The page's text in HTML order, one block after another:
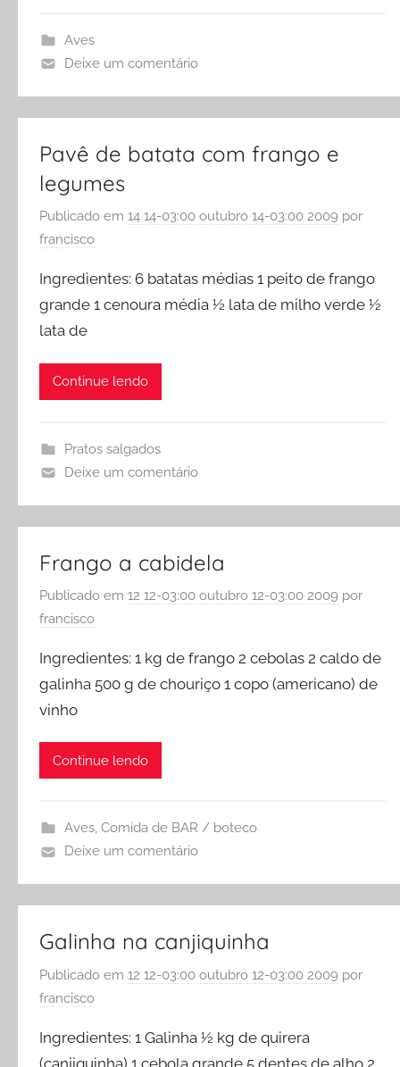
Aves
Deixe um comentário
Pavê de batata com frango e
legumes
Publicado em 14 14-03:00 outubro 14-03:00 2009 por
francisco
Ingredientes: 6 batatas médias 1 peito de frango
grande 1 cenoura média ½ lata de milho verde ½
lata de
Continue lendo
Pratos salgados
Deixe um comentário
Frango a cabidela
Publicado em 12 12-03:00 outubro 12-03:00 2009 por
francisco
Ingredientes: 1 kg de frango 2 cebolas 2 caldo de
galinha 500 g de chouriço 1 copo (americano) de
vinho
Continue lendo
Aves, Comida de BAR / boteco
Deixe um comentário
Galinha na canjiquinha
Publicado em 12 12-03:00 outubro 12-03:00 2009 por
francisco
Ingredientes: 1 Galinha ½ kg de quirera
(canjiquinha) 1 cebola grande 5 dentes de alho 2